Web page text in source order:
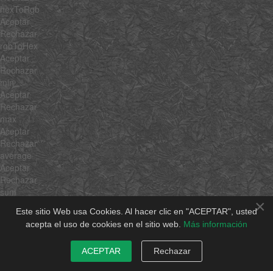
×
Este sitio Web usa Cookies. Al hacer clic en "ACEPTAR", usted
acepta el uso de cookies en el sitio web. Más información
ACEPTAR Rechazar
hexToRgb
Aceptar
Rechazar
rgbToHex
Aceptar
Rechazar
min
Aceptar
Rechazar
max
Aceptar
Rechazar
average
Aceptar
Rechazar
sum
Rechazar
unique